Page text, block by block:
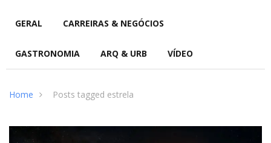
GERAL CARREIRAS & NEGÓCIOS
GASTRONOMIA ARQ & URB VÍDEO
Home Posts tagged estrela